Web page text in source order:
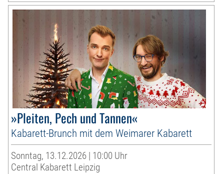
»Pleiten, Pech und Tannen«
Kabarett-Brunch mit dem Weimarer Kabarett
Sonntag, 13.12.2026 | 10:00 Uhr
Central Kabarett Leipzig